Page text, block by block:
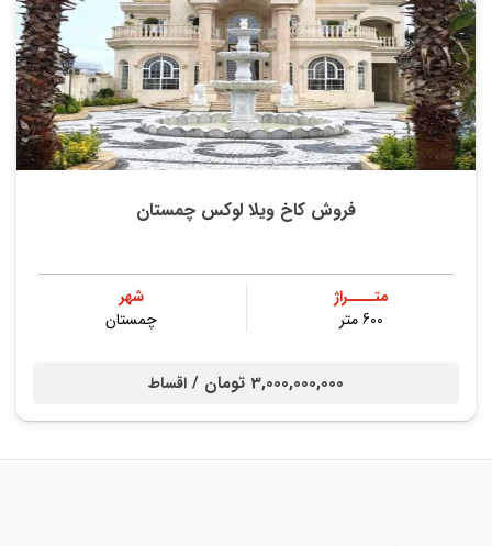
فروش کاخ ویلا لوکس چمستان
متــــراژ
600 متر
شهر
چمستان
3,000,000,000 تومان / اقساط